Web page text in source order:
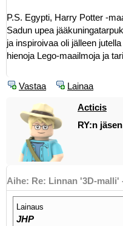
P.S. Egypti, Harry Potter -
Sadun upea
ja inspiroivaa oli jälleen
hienoja Lego-maailmoja ja
Vastaa Lainaa
Acticis
RY:n jäsen
Aihe: Re: Linnan '3D-malli'
Lainaus
JHP